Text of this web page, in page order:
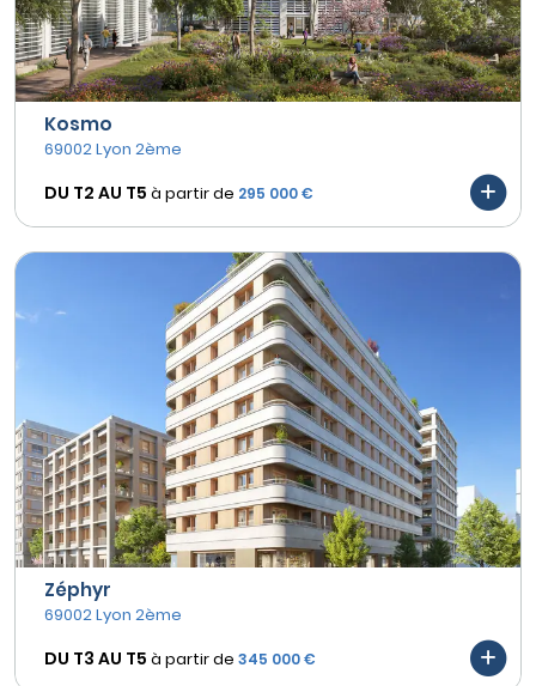
Kosmo
69002 Lyon 2ème
DU T2 AU T5 à partir de 295 000 €
Zéphyr
69002 Lyon 2ème
DU T3 AU T5 à partir de 345 000 €